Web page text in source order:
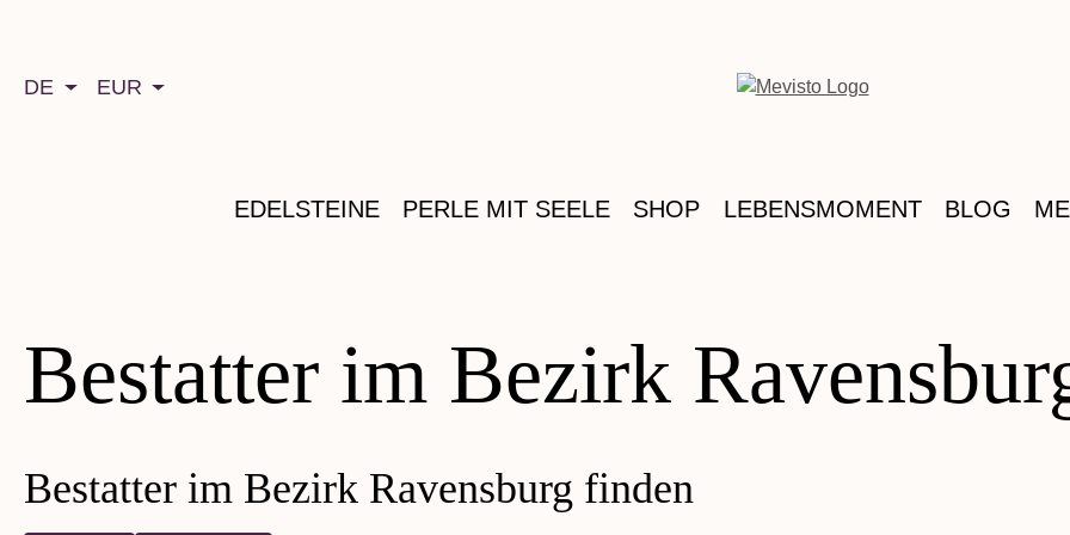
DE EUR
EDELSTEINE PERLE MIT SEELE SHOP LEBENSMOMENT BLOG
Bestatter im Bezirk
Bestatter im Bezirk Ravensburg finden